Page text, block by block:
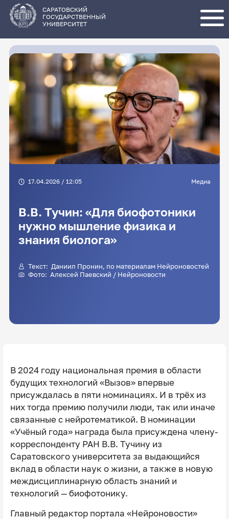
основному
содержанию
САРАТОВСКИЙ
ГОСУДАРСТВЕННЫЙ
УНИВЕРСИТЕТ
17.04.2026 / 12:05 Медиа
В.В. Тучин: «Для биофотоники
нужно мышление физика и
знания биолога»
Текст: Даниил Пронин, по материалам Нейроновостей
Фото: Алексей Паевский / Нейроновости
В 2024 году национальная премия в области
будущих технологий «Вызов» впервые
присуждалась в пяти номинациях. И в трёх из
них тогда премию получили люди, так или иначе
связанные с нейротематикой. В номинации
«Учёный года» награда была присуждена члену-
корреспонденту РАН В.В. Тучину из
Саратовского университета за выдающийся
вклад в области наук о жизни, а также в новую
междисциплинарную область знаний и
технологий — биофотонику.
Главный редактор портала «Нейроновости»